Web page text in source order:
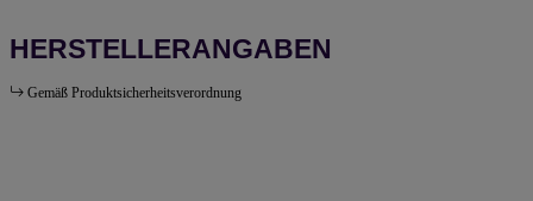
HERSTELLERANGABEN
Gemäß Produktsicherheitsverordnung